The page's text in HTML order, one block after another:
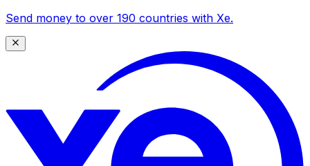
Send money to over 190 countries with Xe.